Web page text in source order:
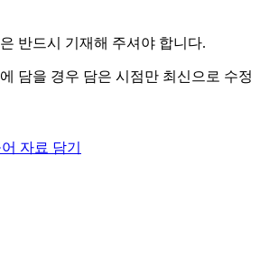
반드시 기재해 주셔야 합니다.
담을 경우 담은 시점만 최신으로 수정
자료 담기